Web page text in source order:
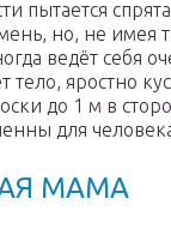
пытается
но, не имея
ведёт себя
тело, яростно
до 1 м в
для
МАМА